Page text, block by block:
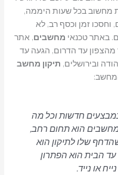
בכל שעות היממה,
זמן וכסף רב, לא
באתר טכנאימחשבים, אתר
עד הדרום, הגעה עד
ובירושלים,תיקון מחשב
חדשות וכל מה
הוא תחום רחב,
שלו לתיקון הוא
הבית הוא הפתרון
או נייד.